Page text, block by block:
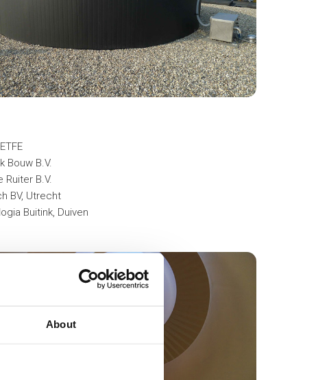
About
Bouw B.V.
Ruiter B.V.
BV, Utrecht
Buitink, Duiven